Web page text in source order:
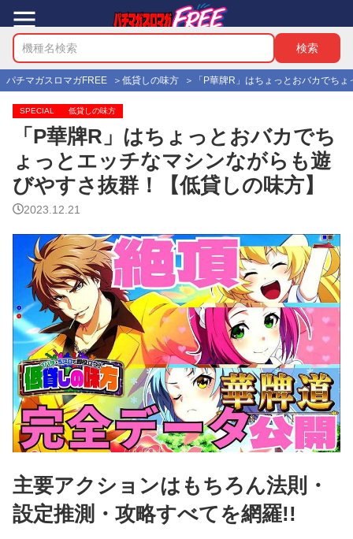
パチマガスロマガFREE 低貸しの味方 「P華牌R」はちょっとおバカでち
SPECIAL 低貸しの味方
「P華牌R」はちょっとおバカでち
ょっとエッチなマシンながらも遊
びやすさ抜群！【低貸しの味方】
2023.12.21
主要アクションはもちろん法則・
設定推測・攻略すべてを網羅!!